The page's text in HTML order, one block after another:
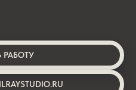
РАБОТУ